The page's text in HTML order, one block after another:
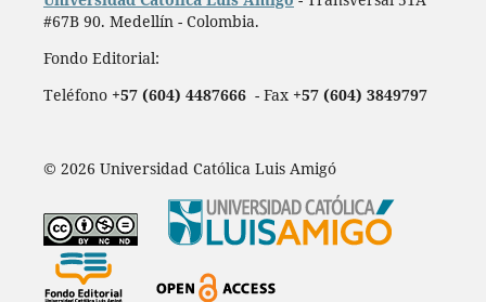
#67B 90. Medellín - Colombia.
Fondo Editorial:
Teléfono +57 (604) 4487666- Fax +57 (604) 3849797
© 2026 Universidad Católica Luis Amigó